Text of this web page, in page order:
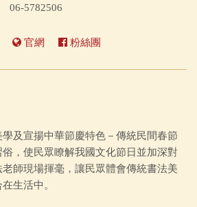
06-5782506
官網 粉絲團
及宣揚中華節慶特色－傳統民間春節
，使民眾瞭解我國文化節日並加深對
師現場揮毫，讓民眾體會傳統書法美
生活中。